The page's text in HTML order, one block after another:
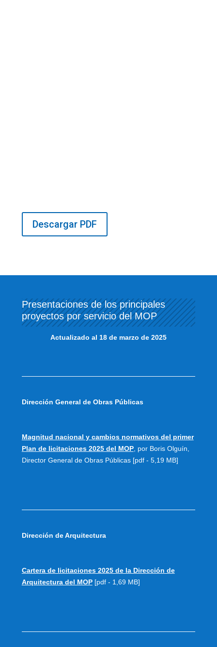
Descargar PDF
Presentaciones de los principales
proyectos por servicio del MOP
Actualizado al 18 de marzo de 2025
Dirección General de Obras Públicas
Magnitud nacional y cambios normativos del primer
Plan de licitaciones 2025 del MOP, por Boris Olguín,
Director General de Obras Públicas [pdf - 5,19 MB]
Dirección de Arquitectura
Cartera de licitaciones 2025 de la Dirección de
Arquitectura del MOP[pdf - 1,69 MB]